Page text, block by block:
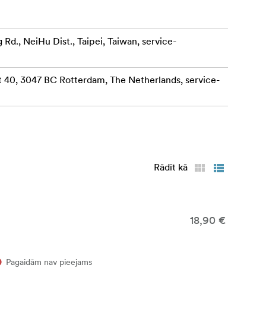
NeiHu Dist., Taipei, Taiwan, service-
3047 BC Rotterdam, The Netherlands, service-
Rādīt kā
18,90 €
Pagaidām nav pieejams